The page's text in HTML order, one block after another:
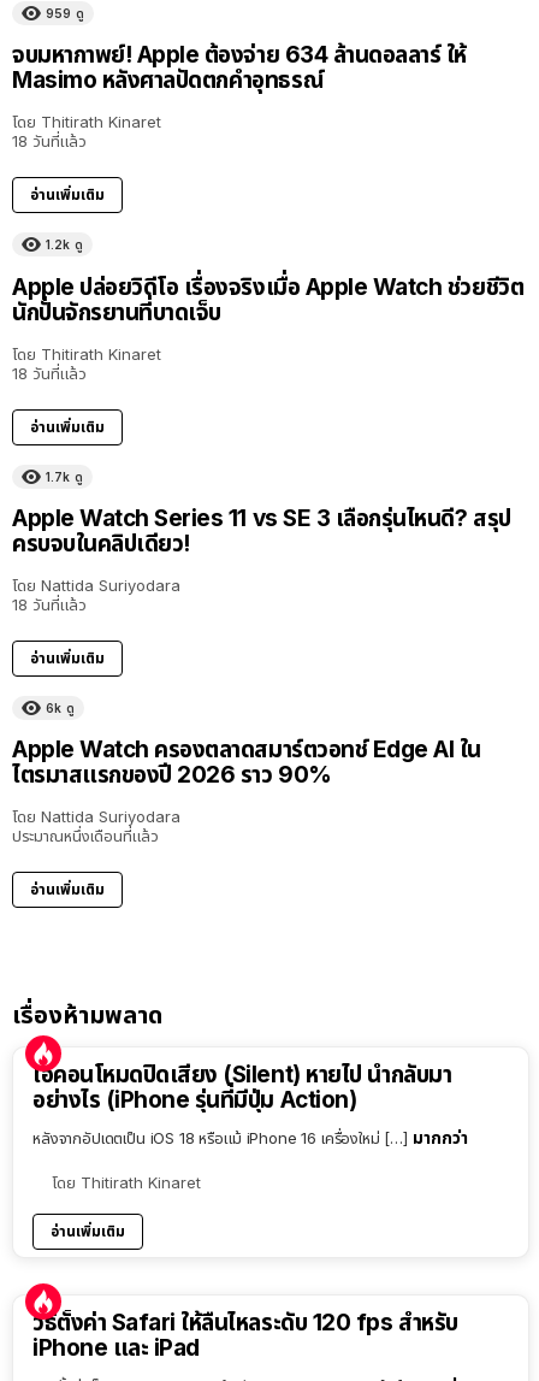
959 ดู
จบมหากาพย์! Apple ต้องจ่าย 634 ล้านดอลลาร์ ให้
Masimo หลังศาลปัดตกคำอุทธรณ์
โดย Thitirath Kinaret
18 วันที่แล้ว
อ่านเพิ่มเติม
1.2k ดู
Apple ปล่อยวิดีโอ เรื่องจริงเมื่อ Apple Watch ช่วยชีวิต
นักปั่นจักรยานที่บาดเจ็บ
โดย Thitirath Kinaret
18 วันที่แล้ว
อ่านเพิ่มเติม
1.7k ดู
Apple Watch Series 11 vs SE 3 เลือกรุ่นไหนดี? สรุป
ครบจบในคลิปเดียว!
โดย Nattida Suriyodara
18 วันที่แล้ว
อ่านเพิ่มเติม
6k ดู
Apple Watch ครองตลาดสมาร์ตวอทช์ Edge AI ใน
ไตรมาสแรกของปี 2026 ราว 90%
โดย Nattida Suriyodara
ประมาณหนึ่งเดือนที่แล้ว
อ่านเพิ่มเติม
เรื่องห้ามพลาด
ไอคอนโหมดปิดเสียง (Silent) หายไป นำกลับมา
อย่างไร (iPhone รุ่นที่มีปุ่ม Action)
หลังจากอัปเดตเป็น iOS 18 หรือแม้ iPhone 16 เครื่องใหม่ […] มากกว่า
โดย Thitirath Kinaret
อ่านเพิ่มเติม
วิธีตั้งค่า Safari ให้ลื่นไหลระดับ 120 fps สำหรับ
iPhone และ iPad